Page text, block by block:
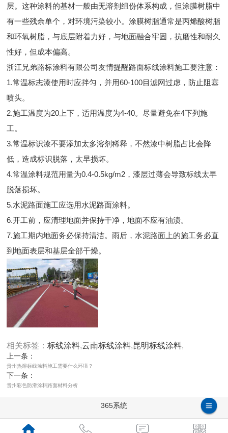
层。这种涂料的基材一般由无溶剂组份体系构成，但涂膜树脂中
有一些残余单个，对环境污染较小。涂膜树脂通常是丙烯酸树脂
和环氧树脂，与底层附着力好，与地面融合牢固，抗磨性和耐久
性好，但成本偏高。
浙江兄弟路标涂料有限公司友情提醒路面标线涂料施工要注意：
1.常温标志漆使用时应拌匀，并用60-100目滤网过虑，防止阻塞
喷头。
2.施工温度为20上下，适用温度为4-40。尽量避免在4下列施
工。
3.常温标识漆不要添加太多溶剂稀释，不然漆中树脂占比会降
低，造成标识脱落，太早损坏。
4.常温涂料规范用量为0.4-0.5kg/m2，漆层过薄会导致标线太早
脱落损坏。
5.水泥路面施工应选用水泥路面涂料。
6.开工前，应清理地面并保持干净，地面不应有油渍。
7.施工期内地面务必保持清洁。雨后，水泥路面上的施工务必直
到地面表层和基层全部干燥。
相关标签：标线涂料,云南标线涂料,昆明标线涂料,
上一条：
贵州热熔标线涂料施工需要什么环境？
下一条：
贵州彩色防滑涂料路面材料分析
365系统